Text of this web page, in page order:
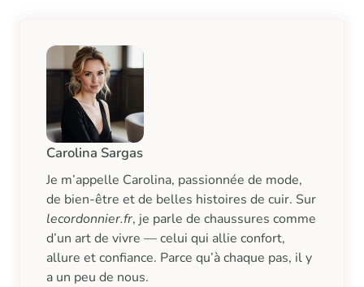
Carolina Sargas
Je m’appelle Carolina, passionnée de mode,
de bien-être et de belles histoires de cuir. Sur
lecordonnier.fr, je parle de chaussures comme
d’un art de vivre — celui qui allie confort,
allure et confiance. Parce qu’à chaque pas, il y
a un peu de nous.